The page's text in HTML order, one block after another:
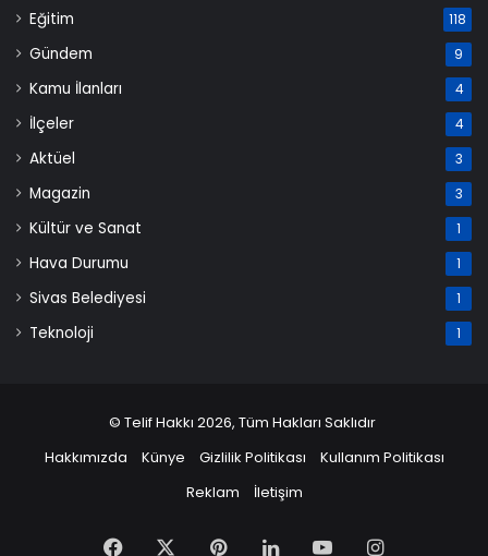
Eğitim 118
Gündem 9
Kamu İlanları 4
İlçeler 4
Aktüel 3
Magazin 3
Kültür ve Sanat 1
Hava Durumu 1
Sivas Belediyesi 1
Teknoloji 1
© Telif Hakkı 2026, Tüm Hakları Saklıdır
Hakkımızda
Künye Gizlilik Politikası
Kullanım Politikası
Reklam
İletişim
Facebook PinterestLinkedInYouTubeInstagram